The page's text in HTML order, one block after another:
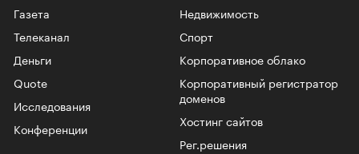
Газета
Телеканал
Недвижимость
Спорт
Корпоративное облако
Корпоративный регистратор
доменов
Хостинг сайтов
Рег.решения
Деньги
Quote
Исследования
Конференции